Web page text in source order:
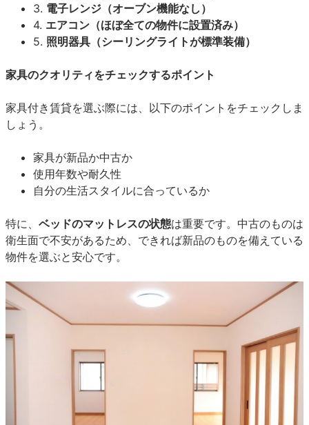
3. 電子レンジ（オーブン機能なし）
4. エアコン（ほぼ全ての物件に設置済み）
5. 照明器具（シーリングライトが標準装備）
家具のクオリティをチェックするポイント
家具付き賃貸を選ぶ際には、以下のポイントをチェックしま
しょう。
家具が新品か中古か
使用年数や耐久性
自分の生活スタイルに合っているか
特に、 ベッドのマットレスの状態は重要です。中古のものは
衛生面で不安があるため、できれば新品のものを備えている
物件を選ぶと安心です。